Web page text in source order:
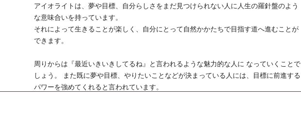
アイオライトは、夢や目標、自分らしさをまだ見つけられない人に人生の羅針盤のよう
な意味合いを持っています。
それによって生きることが楽しく、自分にとって自然かかたちで目指す道へ進むことが
できます。
周りからは『最近いきいきしてるね』と言われるような魅力的な人に なっていくことで
しょう。 また既に夢や目標、やりたいことなどが決まっている人には、目標に前進する
パワーを強めてくれると言われています。